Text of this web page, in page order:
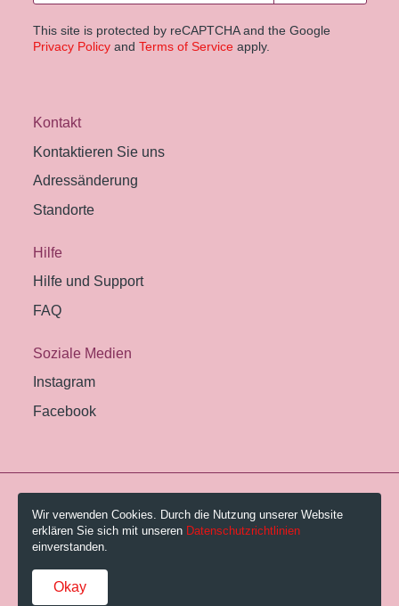
This site is protected by reCAPTCHA and the Google
Privacy Policyand Terms of Service apply.
Kontakt
Kontaktieren Sie uns
Adressänderung
Standorte
Hilfe
Hilfe und Support
FAQ
Soziale Medien
Instagram
Facebook
© 2026 Pestalozzi-Bibliothek Zürich.
Impressum
Gebühren und AGB
Datenschutzerklärung
Wir verwenden Cookies. Durch die Nutzung unserer Website
erklären Sie sich mit unseren Datenschutzrichtlinien
einverstanden.
Okay